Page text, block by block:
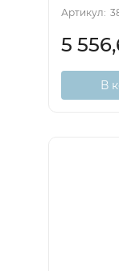
Артикул:
5
В